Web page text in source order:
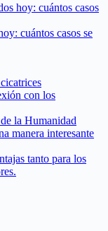
hoy: cuántos casos
cuántos casos se
con los
la Humanidad
manera interesante
tanto para los